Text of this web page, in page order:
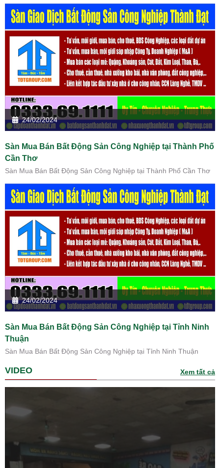
24/02/2024
Sàn Mua Bán Bất Động Sản Công Nghiệp tại Thành Phố
Cần Thơ
Sàn Mua Bán Bất Động Sản Công Nghiệp tại Thành Phố Cần Thơ
24/02/2024
Sàn Mua Bán Bất Động Sản Công Nghiệp tại Tỉnh Ninh
Thuận
Sàn Mua Bán Bất Động Sản Công Nghiệp tại Tỉnh Ninh Thuận
VIDEO Xem tất cả